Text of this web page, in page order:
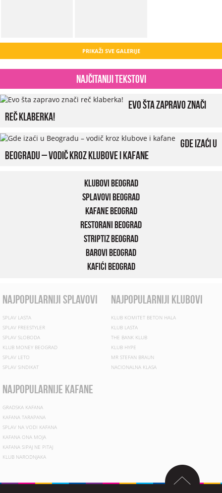
PRIKAŽI SVE GALERIJE
Najčitaniji tekstovi
Evo šta zapravo znači
reč klaberka!
Gde izaći u
Beogradu – vodič kroz klubove i kafane
Klubovi Beograd
Splavovi Beograd
Kafane Beograd
Restorani Beograd
Striptiz Beograd
Barovi Beograd
Kafići Beograd
najpopularniji splavovi
SPLAV LASTA
SPLAV FREESTYLER
SPLAV SLOBODA
KLUB MONEY BEOGRAD
SPLAV LETO
SPLAV SINDIKAT
najpopularniji klubovi
KLUB KOMITET BETON HALA
KLUB LASTA
THE BANK KLUB
KLUB HYPE
MR STEFAN BRAUN
NACIONALNA KLASA
najpopularnije kafane
GRADSKA KAFANA
KAFANA TARAPANA
SPLAV NA VODI KAFANA
KAFANA ONA MOJA
KAFANA SIPAJ NE PITAJ
KLUB NARODNJAKA